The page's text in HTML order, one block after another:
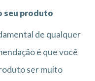
seu produto
de qualquer
é que você
ser muito